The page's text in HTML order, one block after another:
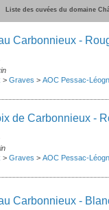
Liste des cuvées du domaine
Carbonnieux -
> Graves > AOC Pessac-
de Carbonnieux -
> Graves > AOC Pessac-
Carbonnieux -